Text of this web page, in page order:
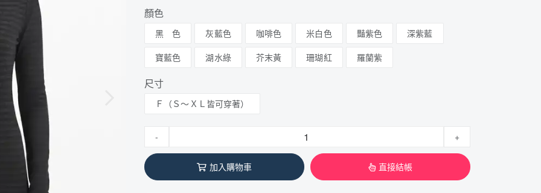
顏色
黑 色 灰藍色 咖啡色 米白色 豔紫色
深紫藍
寶藍色
湖水綠 芥末黃 珊瑚紅 羅蘭紫
尺寸
Ｆ（Ｓ～ＸＬ皆可穿著）
- +
加入購物車 直接結帳